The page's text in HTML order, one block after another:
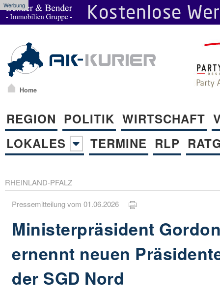
Werbung
Home
REGION POLITIK WIRTSCHAFT
LOKALES
TERMINE RLP
RHEINLAND-PFALZ
Pressemitteilung vom 01.06.2026
Ministerpräsident
ernennt neuen
der SGD Nord